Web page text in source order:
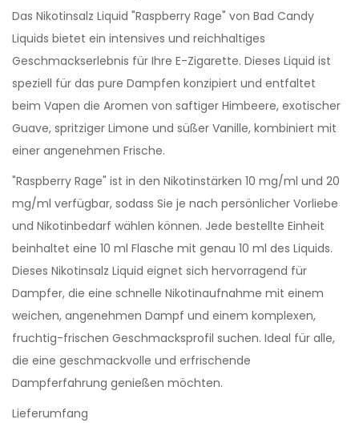
Das Nikotinsalz Liquid "Raspberry Rage" von Bad Candy
Liquids bietet ein intensives und reichhaltiges
Geschmackserlebnis für Ihre E-Zigarette. Dieses Liquid ist
speziell für das pure Dampfen konzipiert und entfaltet
beim Vapen die Aromen von saftiger Himbeere, exotischer
Guave, spritziger Limone und süßer Vanille, kombiniert mit
einer angenehmen Frische.
"Raspberry Rage" ist in den Nikotinstärken 10 mg/ml und 20
mg/ml verfügbar, sodass Sie je nach persönlicher Vorliebe
und Nikotinbedarf wählen können. Jede bestellte Einheit
beinhaltet eine 10 ml Flasche mit genau 10 ml des Liquids.
Dieses Nikotinsalz Liquid eignet sich hervorragend für
Dampfer, die eine schnelle Nikotinaufnahme mit einem
weichen, angenehmen Dampf und einem komplexen,
fruchtig-frischen Geschmacksprofil suchen. Ideal für alle,
die eine geschmackvolle und erfrischende
Dampferfahrung genießen möchten.
Lieferumfang